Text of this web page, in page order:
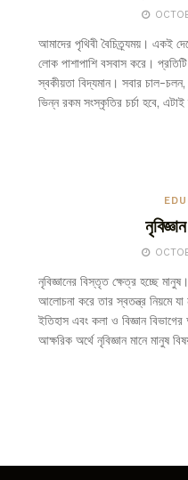
আমাদের পৃথিবী বৈচিত্র্যময়। একই
লোক পাশাপাশি বসবাস করে।
স্বকীয়তা বিদ্যমান। সবার চাল-
ভিন্ন রকম সংস্কৃতির চর্চা হবে,
নৃবিজ্ঞানের বিস্তৃত ক্ষেত্র হচ্ছে
আলোচনা করে তার স্বতন্ত্র নিয়মে যা
ইতিহাস এবং কলা ও বিজ্ঞান
আক্ষরিক অর্থে নৃবিজ্ঞান মানে মানুষ